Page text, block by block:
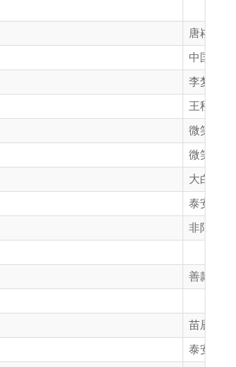
唐崧阳同
中国妇女
李梦容臣
王秋彤同
微笑明天
微笑明天
大白峪小
泰安市慈
非限定
善款来源
苗辰老师
泰安市慈